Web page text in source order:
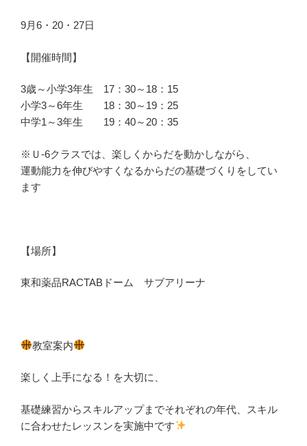
9月6・20・27日
【開催時間】
3歳～小学3年生 17：30～18：15
小学3～6年生 18：30～19：25
中学1～3年生 19：40～20：35
※Ｕ-6クラスでは、楽しくからだを動かしながら、
運動能力を伸びやすくなるからだの基礎づくりをしてい
ます
【場所】
東和薬品RACTABドーム サブアリーナ
教室案内
楽しく上手になる！を大切に、
基礎練習からスキルアップまでそれぞれの年代、スキル
に合わせたレッスンを実施中です